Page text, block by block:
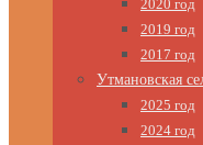
2020 год
2019 год
2017 год
Утмановская
2025 год
2024 год